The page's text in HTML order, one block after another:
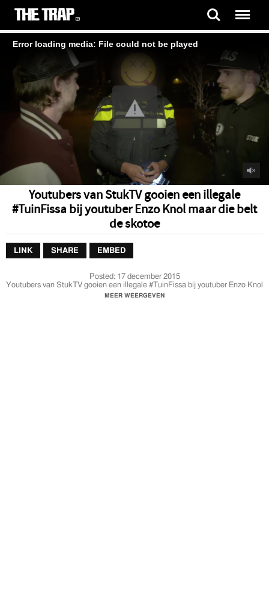
Error loading media: File could not be played
Youtubers van StukTV gooien een illegale
#TuinFissa bij youtuber Enzo Knol maar die belt
de skotoe
LINK SHARE EMBED
Posted:17 december 2015
Youtubers van StukTV gooien een illegale #TuinFissa bij youtuber Enzo Knol
maar die belt de skotoe
MEER WEERGEVEN